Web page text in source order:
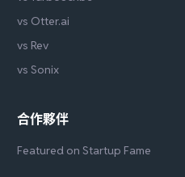
vs Otter.ai
vs Rev
vs Sonix
合作夥伴
Featured on Startup Fame